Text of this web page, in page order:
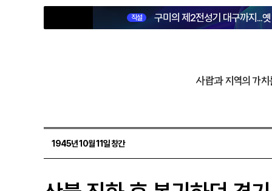
직설 구미의 제2전성기 대구까지...
사람과 지역의 가
1945년 10월 11일 창간